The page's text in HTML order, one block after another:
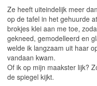
Ze heeft uiteindelijk meer
op de tafel in het gehuurde
brokjes klei aan me toe,
gekneed, gemodelleerd en
welde ik langzaam uit haar
vandaan kwam.
Of ik op mijn maakster lijk?
de spiegel kijkt.